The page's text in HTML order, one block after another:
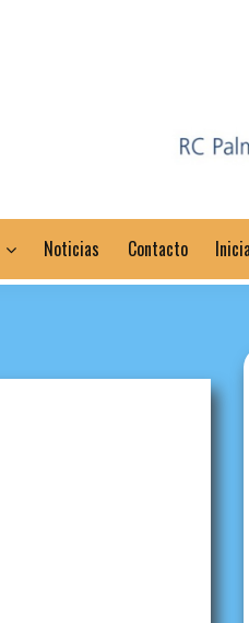
Noticias Contacto